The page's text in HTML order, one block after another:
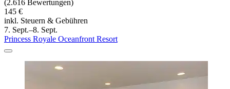
(2.616 Bewertungen)
145 €
inkl. Steuern & Gebühren
7. Sept.–8. Sept.
Princess Royale Oceanfront Resort